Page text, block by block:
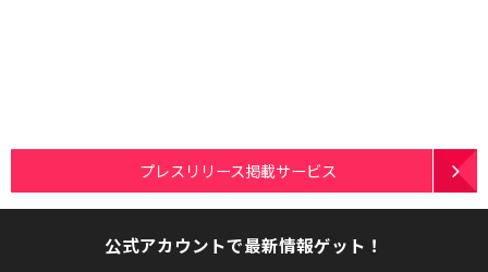
プレスリリース掲載サービス
公式アカウントで最新情報ゲット！